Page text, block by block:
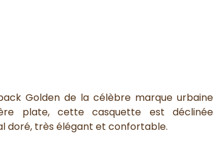
Golden de la célèbre marque urbaine
plate, cette casquette est déclinée
doré, très élégant et confortable.